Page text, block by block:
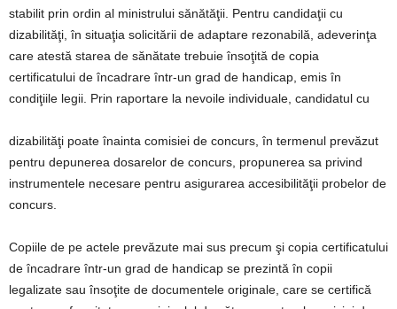
stabilit prin ordin al ministrului sănătăţii. Pentru candidaţii cu
dizabilităţi, în situaţia solicitării de adaptare rezonabilă, adeverinţa
care atestă starea de sănătate trebuie însoţită de copia
certificatului de încadrare într-un grad de handicap, emis în
condiţiile legii. Prin raportare la nevoile individuale, candidatul cu
dizabilităţi poate înainta comisiei de concurs, în termenul prevăzut
pentru depunerea dosarelor de concurs, propunerea sa privind
instrumentele necesare pentru asigurarea accesibilităţii probelor de
concurs.
Copiile de pe actele prevăzute mai sus precum şi copia certificatului
de încadrare într-un grad de handicap se prezintă în copii
legalizate sau însoţite de documentele originale, care se certifică